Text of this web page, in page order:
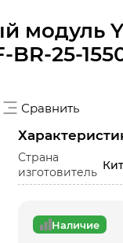
модуль
BR-25-
Сравнить
Страна
изготовитель
Наличие